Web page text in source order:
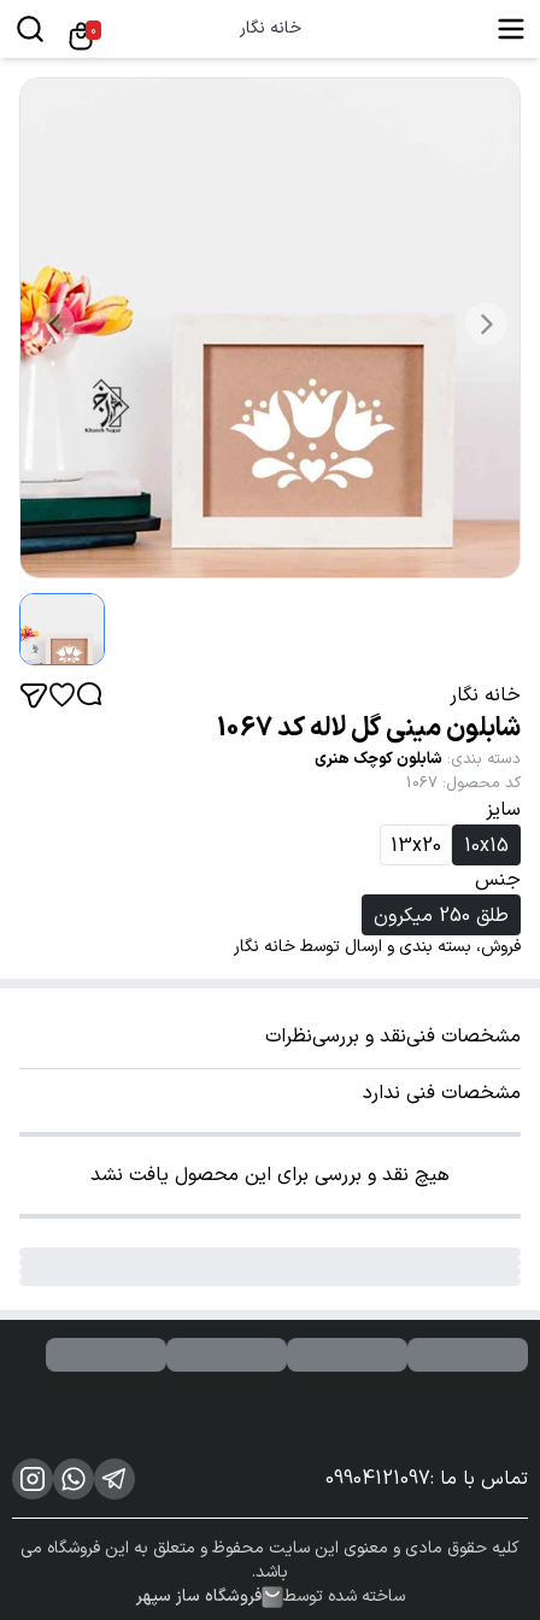
خانه نگار 0
خانه نگار
شابلون مینی گل لاله کد 1067
دسته بندی: شابلون کوچک هنری
کد محصول:
1067
سایز
10x15
13x20
جنس
طلق 250 میکرون
فروش، بسته بندی و ارسال توسط خانه نگار
مشخصات فنینقد و بررسینظرات
مشخصات فنی ندارد
هیچ نقد و بررسی برای این محصول یافت نشد
تماس با ما :
09904121097
کلیه حقوق مادی و معنوی این سایت محفوظ و متعلق به این فروشگاه می
باشد.
ساخته شده توسط
فروشگاه ساز سپهر